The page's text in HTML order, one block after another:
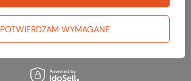
POTWIERDZAM WYMAGANE